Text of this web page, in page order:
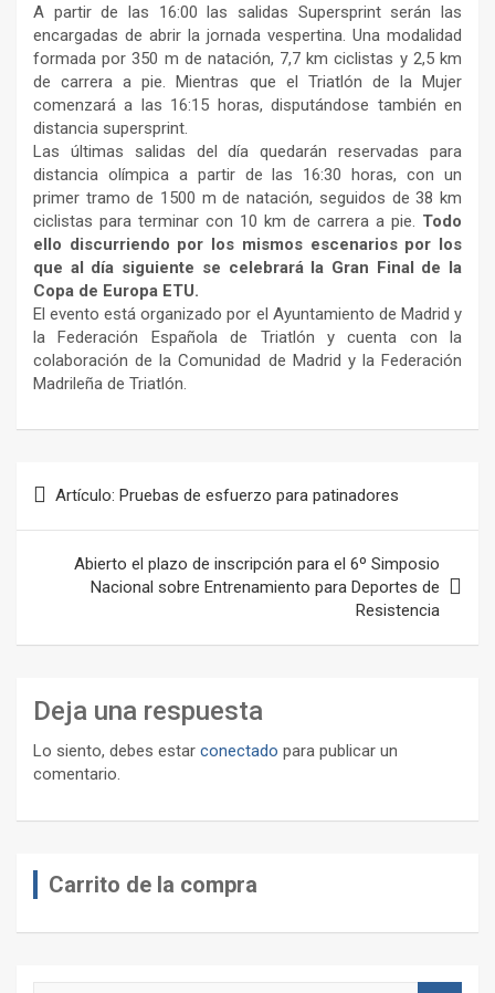
A partir de las 16:00 las salidas Supersprint serán las
encargadas de abrir la jornada vespertina. Una modalidad
formada por 350 m de natación, 7,7 km ciclistas y 2,5 km
de carrera a pie. Mientras que el Triatlón de la Mujer
comenzará a las 16:15 horas, disputándose también en
distancia supersprint.
Las últimas salidas del día quedarán reservadas para
distancia olímpica a partir de las 16:30 horas, con un
primer tramo de 1500 m de natación, seguidos de 38 km
ciclistas para terminar con 10 km de carrera a pie. Todo
ello discurriendo por los mismos escenarios por los
que al día siguiente se celebrará la Gran Final de la
Copa de Europa ETU.
El evento está organizado por el Ayuntamiento de Madrid y
la Federación Española de Triatlón y cuenta con la
colaboración de la Comunidad de Madrid y la Federación
Madrileña de Triatlón.
de
Artículo: Pruebas de esfuerzo para patinadores
Abierto el plazo de inscripción para el 6º Simposio
Nacional sobre Entrenamiento para Deportes de
Resistencia
Deja una respuesta
Lo siento, debes estar conectado para publicar un
comentario.
Carrito de la compra